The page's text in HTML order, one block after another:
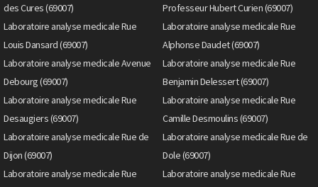
des Cures (69007)
Professeur Hubert Curien (69007)
Laboratoire analyse medicale Rue
Louis Dansard (69007)
Laboratoire analyse medicale Rue
Alphonse Daudet (69007)
Laboratoire analyse medicale Avenue
Debourg (69007)
Laboratoire analyse medicale Rue
Benjamin Delessert (69007)
Laboratoire analyse medicale Rue
Desaugiers (69007)
Laboratoire analyse medicale Rue
Camille Desmoulins (69007)
Laboratoire analyse medicale Rue de
Dijon (69007)
Laboratoire analyse medicale Rue de
Dole (69007)
Laboratoire analyse medicale Rue
Laboratoire analyse medicale Rue